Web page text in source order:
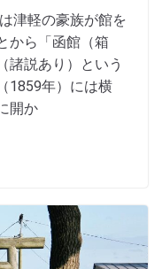
津軽の豪族が館を
から「函館（箱
諸説あり）という
1859年）には横
開か